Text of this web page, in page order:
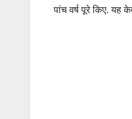
पांच वर्ष पूरे किए. यह